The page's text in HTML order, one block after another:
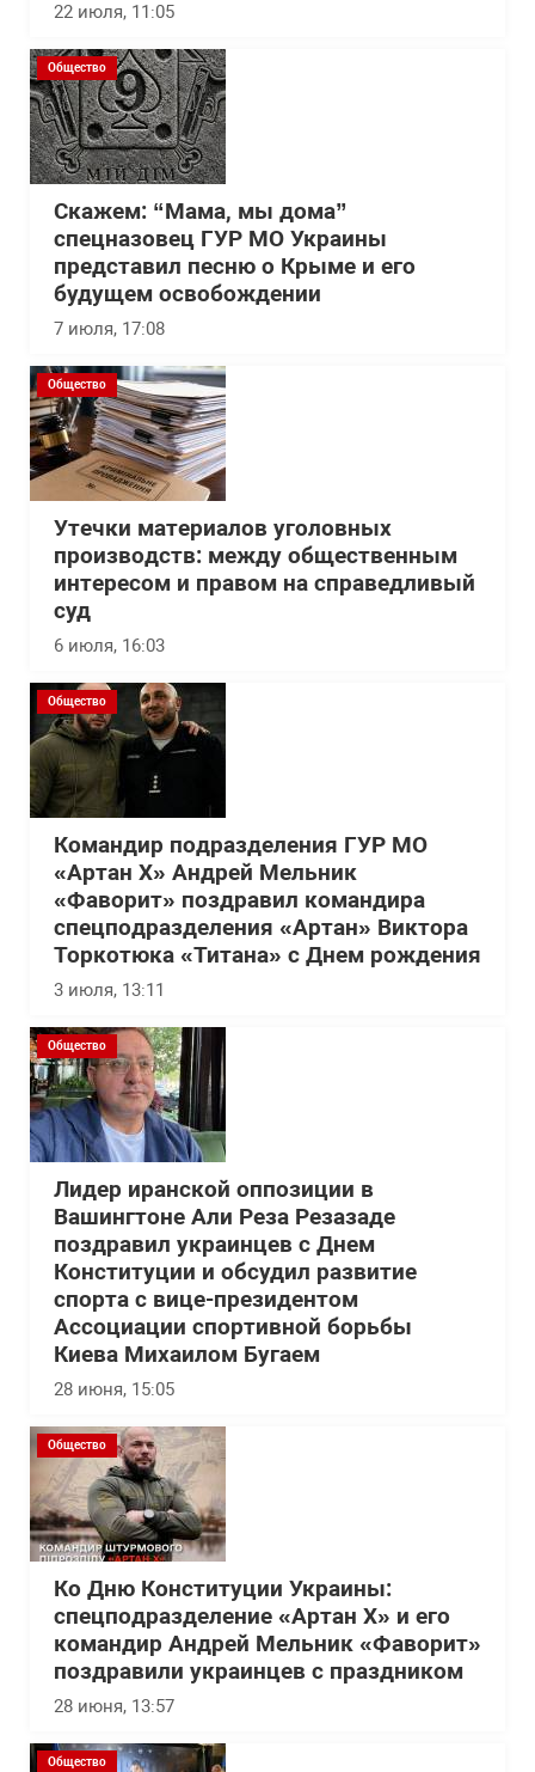
22 июля, 11:05
Общество
Скажем: “Мама, мы дома”
спецназовец ГУР МО Украины
представил песню о Крыме и его
будущем освобождении
7 июля, 17:08
Общество
Утечки материалов уголовных
производств: между общественным
интересом и правом на справедливый
суд
6 июля, 16:03
Общество
Командир подразделения ГУР МО
«Артан Х» Андрей Мельник
«Фаворит» поздравил командира
спецподразделения «Артан» Виктора
Торкотюка «Титана» с Днем рождения
3 июля, 13:11
Общество
Лидер иранской оппозиции в
Вашингтоне Али Реза Резазаде
поздравил украинцев с Днем
Конституции и обсудил развитие
спорта с вице-президентом
Ассоциации спортивной борьбы
Киева Михаилом Бугаем
28 июня, 15:05
Общество
Ко Дню Конституции Украины:
спецподразделение «Артан Х» и его
командир Андрей Мельник «Фаворит»
поздравили украинцев с праздником
28 июня, 13:57
Общество